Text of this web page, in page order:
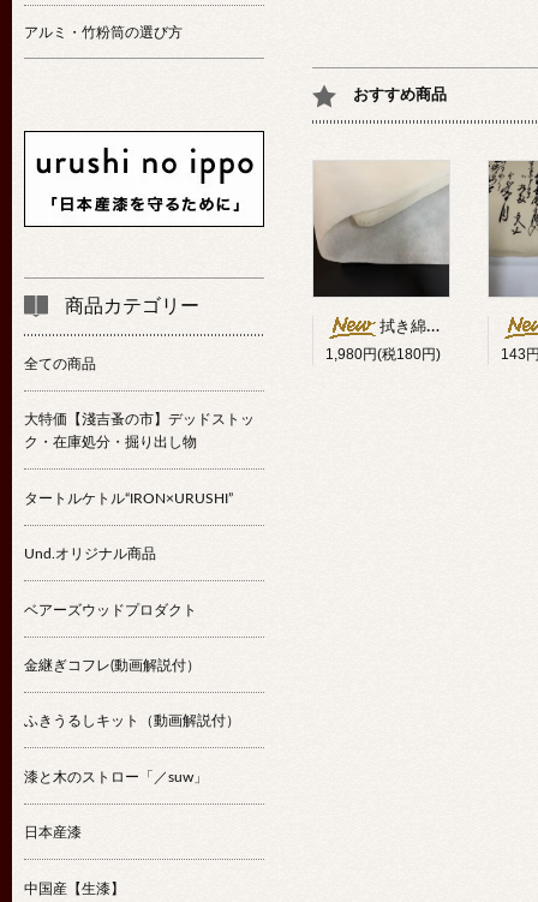
おすすめ商品
拭き綿代用クロス25cm幅×10m
1,980円(税180円) 143
アルミ・竹粉筒の選び方
商品カテゴリー
全ての商品
大特価【淺吉蚤の市】デッドストッ
ク・在庫処分・掘り出し物
タートルケトル“IRON×URUSHI”
Und.オリジナル商品
ベアーズウッドプロダクト
金継ぎコフレ(動画解説付）
ふきうるしキット（動画解説付）
漆と木のストロー「／suw」
日本産漆
中国産【生漆】